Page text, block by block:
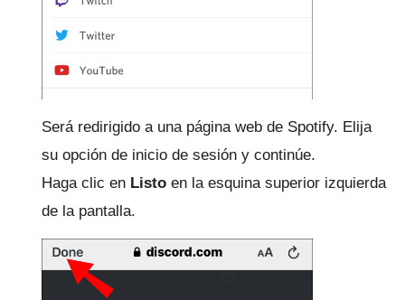
Será redirigido a una página web de Spotify. Elija
su opción de inicio de sesión y continúe.
Haga clic en Listo en la esquina superior izquierda
de la pantalla.